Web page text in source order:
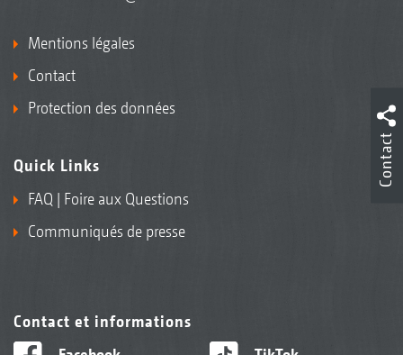
Mentions légales
Contact
Protection des données
Quick Links
FAQ | Foire aux Questions
Communiqués de presse
Contact et informations
Contact